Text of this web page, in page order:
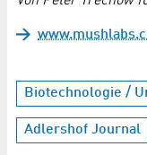
Biotechnologie /
Adlershof Journal